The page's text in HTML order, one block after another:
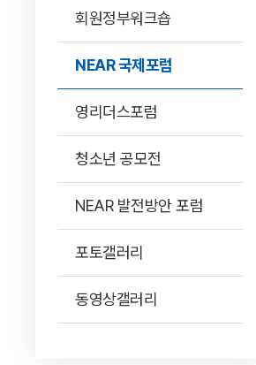
회원정부워크숍
NEAR 국제포럼
영리더스포럼
청소년 공모전
NEAR 발전방안 포럼
포토갤러리
동영상갤러리